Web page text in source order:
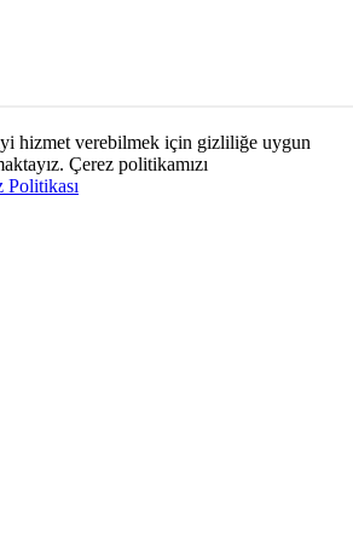
hizmet verebilmek için gizliliğe uygun
Çerez politikamızı
Politikası